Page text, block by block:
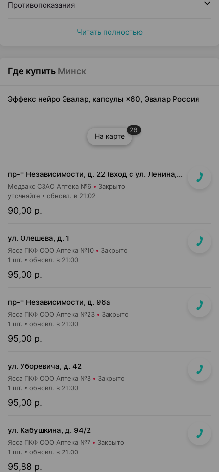
Противопоказания
Читать полностью
Где купить Минск
Эффекс нейро Эвалар, капсулы ×60, Эвалар Россия
На карте
26
пр-т Независимости, д. 22 (вход с ул. Ленина, д. 7)
Медвакс СЗАО Аптека №6 Закрыто
90,00 р.
уточняйте обновл. в 21:02
ул. Олешева, д. 1
Ясса ПКФ ООО Аптека №10 Закрыто
95,00 р.
1 шт. обновл. в 21:00
пр-т Независимости, д. 96а
Ясса ПКФ ООО Аптека №23 Закрыто
95,00 р.
1 шт. обновл. в 21:00
ул. Уборевича, д. 42
Ясса ПКФ ООО Аптека №8 Закрыто
95,00 р.
1 шт. обновл. в 21:00
ул. Кабушкина, д. 94/2
Ясса ПКФ ООО Аптека №7 Закрыто
95,88 р.
1 шт. обновл. в 21:00